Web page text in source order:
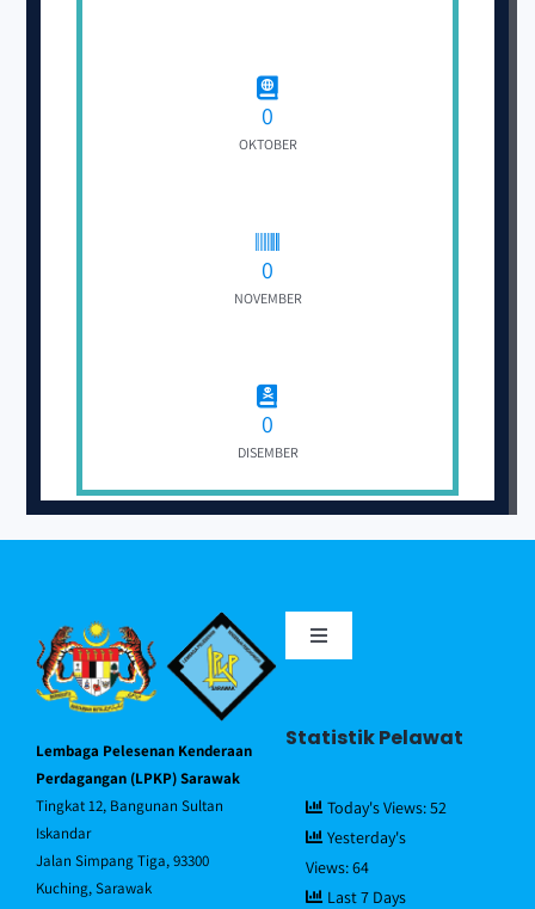
0
OKTOBER
0
NOVEMBER
0
DISEMBER
Lembaga Pelesenan Kenderaan
Perdagangan (LPKP) Sarawak
Tingkat 12, Bangunan Sultan
Iskandar
Jalan Simpang Tiga, 93300
Kuching, Sarawak
Toggle
Portal MyGov
Piagam Pelanggan
Soalan Lazim/FAQ
Statistik Pelawat
Today's Views:52
Yesterday's
Views:64
Last 7 Days